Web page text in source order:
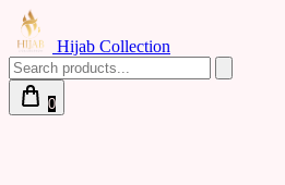
Hijab Collection
0